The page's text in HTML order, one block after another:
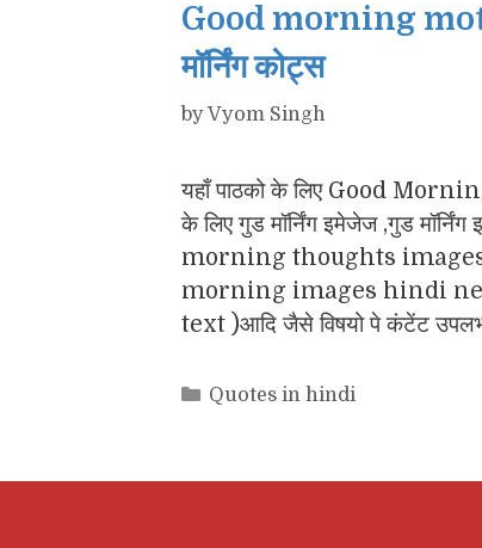
Good morning
मॉर्निंग कोट्स
byVyom Singh
यहाँ पाठको के लिए Good
के लिए गुड मॉर्निंग इमेजेज ,गुड
morning thoughts
morning images hindi
text )आदि जैसे विषयो पे कंटेंट
Categories
Quotes in hindi